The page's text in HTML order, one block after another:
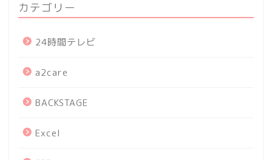
カテゴリー
24時間テレビ
a2care
BACKSTAGE
Excel